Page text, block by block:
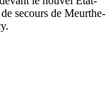
secours de Meurthe-